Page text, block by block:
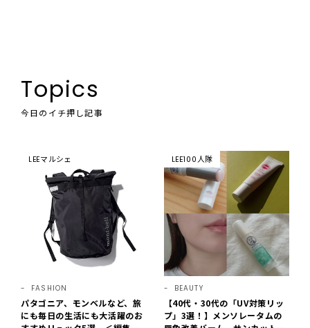
Topics
今日のイチ押し記事
LEEマルシェ
FASHION
パタゴニア、モンベルなど、旅
にも毎日の生活にも大活躍のお
LEE100人隊
BEAUTY
【40代・30代の「UV対策リッ
プ」3選！】メンソレータムの